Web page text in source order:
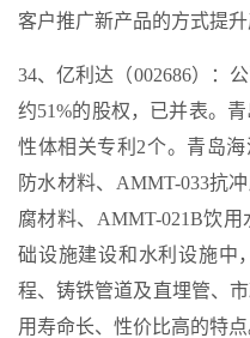
客户推广新产品的方式提升
34、亿利达（002686）：
约51%的股权，已并表。
性体相关专利2个。青岛
防水材料、AMMT-033抗
腐材料、AMMT-021B饮
础设施建设和水利设施中
程、铸铁管道及直埋管、
用寿命长、性价比高的特点